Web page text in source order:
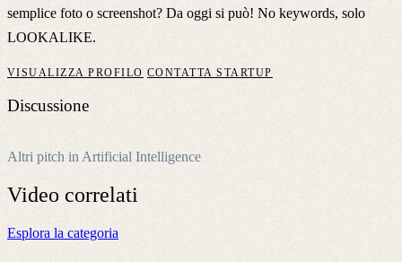
semplice foto o screenshot? Da oggi si può! No keywords, solo
LOOKALIKE.
VISUALIZZA PROFILO CONTATTA STARTUP
Discussione
Altri pitch in Artificial Intelligence
Video correlati
Esplora la categoria